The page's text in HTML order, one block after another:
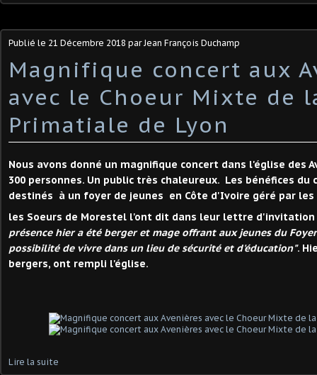
Publié le 21 Décembre 2018 par Jean François Duchamp
Magnifique concert aux
avec le Choeur Mixte de
Primatiale de Lyon
Nous avons donné un magnifique concert dans l'église des
300 personnes. Un public très chaleureux. Les bénéfices
destinés à un foyer de jeunes en Côte d'Ivoire géré par les
les Soeurs de Morestel l'ont dit dans leur lettre d'invitation
présence hier a été berger et mage offrant aux jeunes du
possibilité de vivre dans un lieu de sécurité et d'éducation".
bergers, ont rempli l'église.
Lire la suite